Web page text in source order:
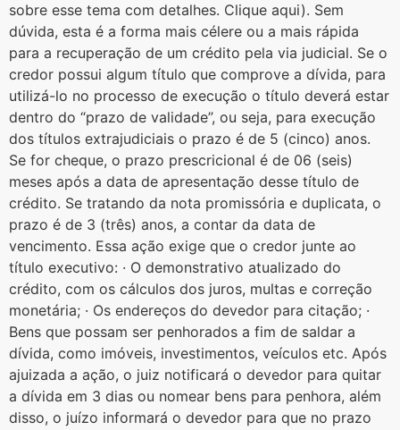
sobre esse tema com detalhes. Clique aqui). Sem
dúvida, esta é a forma mais célere ou a mais rápida
para a recuperação de um crédito pela via judicial. Se o
credor possui algum título que comprove a dívida, para
utilizá-lo no processo de execução o título deverá estar
dentro do “prazo de validade”, ou seja, para execução
dos títulos extrajudiciais o prazo é de 5 (cinco) anos.
Se for cheque, o prazo prescricional é de 06 (seis)
meses após a data de apresentação desse título de
crédito. Se tratando da nota promissória e duplicata, o
prazo é de 3 (três) anos, a contar da data de
vencimento. Essa ação exige que o credor junte ao
título executivo: · O demonstrativo atualizado do
crédito, com os cálculos dos juros, multas e correção
monetária; · Os endereços do devedor para citação; ·
Bens que possam ser penhorados a fim de saldar a
dívida, como imóveis, investimentos, veículos etc. Após
ajuizada a ação, o juiz notificará o devedor para quitar
a dívida em 3 dias ou nomear bens para penhora, além
disso, o juízo informará o devedor para que no prazo